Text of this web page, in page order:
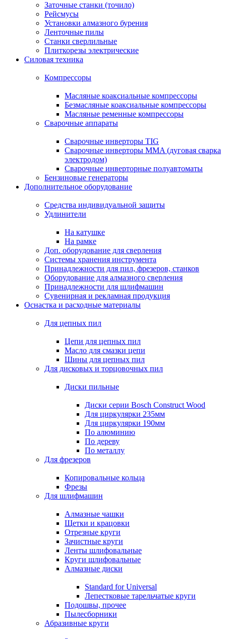
Заточные станки (точило)
Рейсмусы
Установки алмазного бурения
Ленточные пилы
Станки сверлильные
Плиткорезы электрические
Силовая техника
Компрессоры
Масляные коаксиальные компрессоры
Безмасляные коаксиальные компрессоры
Масляные ременные компрессоры
Сварочные аппараты
Сварочные инверторы TIG
Сварочные инверторы MMA (дуговая сварка
электродом)
Сварочные инверторные полуавтоматы
Бензиновые генераторы
Дополнительное оборудование
Средства индивидуальной защиты
Удлинители
На катушке
На рамке
Доп. оборудование для сверления
Системы хранения инструмента
Принадлежности для пил, фрезеров, станков
Оборудование для алмазного сверления
Принадлежности для шлифмашин
Сувенирная и рекламная продукция
Оснастка и расходные материалы
Для цепных пил
Цепи для цепных пил
Масло для смазки цепи
Шины для цепных пил
Для дисковых и торцовочных пил
Диски пильные
Диски серии Bosch Construct Wood
Для циркулярки 235мм
Для циркулярки 190мм
По алюминию
По дереву
По металлу
Для фрезеров
Копировальные кольца
Фрезы
Для шлифмашин
Алмазные чашки
Щетки и крацовки
Отрезные круги
Зачистные круги
Ленты шлифовальные
Круги шлифовальные
Алмазные диски
Standard for Universal
Лепестковые тарельчатые круги
Подошвы, прочее
Пылесборники
Абразивные круги